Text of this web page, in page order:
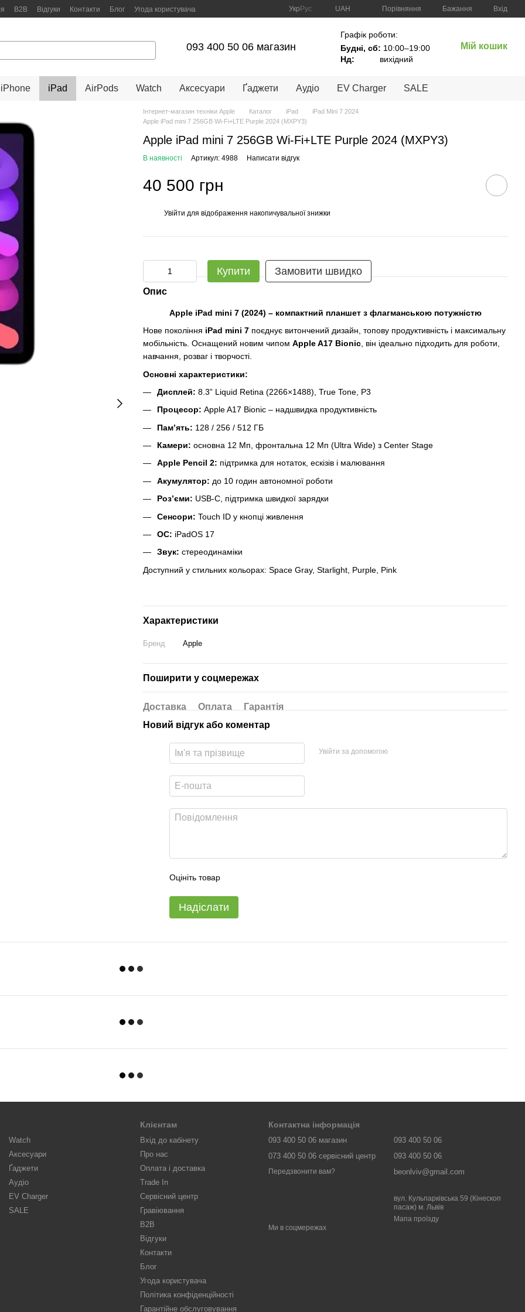
B2B Відгуки Контакти Блог
Угода користувача
Укр Рус UAH Порівняння Бажання Вхід
093 400 50 06 магазин
Графік роботи:
Будні, сб: 10:00–19:00
Нд:
вихідний
Мій кошик
iPhone iPad AirPods Watch Аксесуари Ґаджети Аудіо EV Charger SALE
Інтернет-магазин техніки Apple Каталог iPad
iPad Mini 7 2024
Apple iPad mini 7 256GB Wi-Fi+LTE Purple 2024 (MXPY3)
Apple iPad mini 7 256GB Wi-Fi+LTE Purple 2024 (MXPY3)
В наявності Артикул: 4988 Написати відгук
40 500 грн
Увійти для відображення накопичувальної знижки
Купити Замовити швидко
Опис
Apple iPad mini 7 (2024) – компактний планшет з флагманською потужністю
Нове покоління iPad mini 7 поєднує витончений дизайн, топову продуктивність і максимальну
мобільність. Оснащений новим чипом Apple A17 Bionic, він ідеально підходить для роботи,
навчання, розваг і творчості.
Основні характеристики:
Дисплей: 8.3” Liquid Retina (2266×1488), True Tone, P3
Процесор: Apple A17 Bionic – надшвидка продуктивність
Пам’ять: 128 / 256 / 512 ГБ
Камери: основна 12 Мп, фронтальна 12 Мп (Ultra Wide) з Center Stage
Apple Pencil 2: підтримка для нотаток, ескізів і малювання
Акумулятор: до 10 годин автономної роботи
Роз’єми: USB-C, підтримка швидкої зарядки
Сенсори: Touch ID у кнопці живлення
ОС: iPadOS 17
Звук: стереодинаміки
Доступний у стильних кольорах: Space Gray, Starlight, Purple, Pink
Характеристики
Бренд Apple
Поширити у соцмережах
Доставка Оплата
Гарантія
Новий відгук або коментар
Увійти за допомогою
Оцініть товар
Надіслати
Watch
Аксесуари
Ґаджети
Аудіо
EV Charger
SALE
Клієнтам
Вхід до кабінету
Про нас
Оплата і доставка
Trade In
Сервісний центр
Гравіювання
B2B
Відгуки
Контакти
Блог
Угода користувача
Політика конфіденційності
Гарантійне обслуговування
Контактна інформація
093 400 50 06 магазин
073 400 50 06 сервісний центр
Передзвонити вам?
093 400 50 06
093 400 50 06
beonlviv@gmail.com
вул. Кульпарківська 59 (Кінескоп
пасаж) м. Львів
Мапа проїзду
Ми в соцмережах